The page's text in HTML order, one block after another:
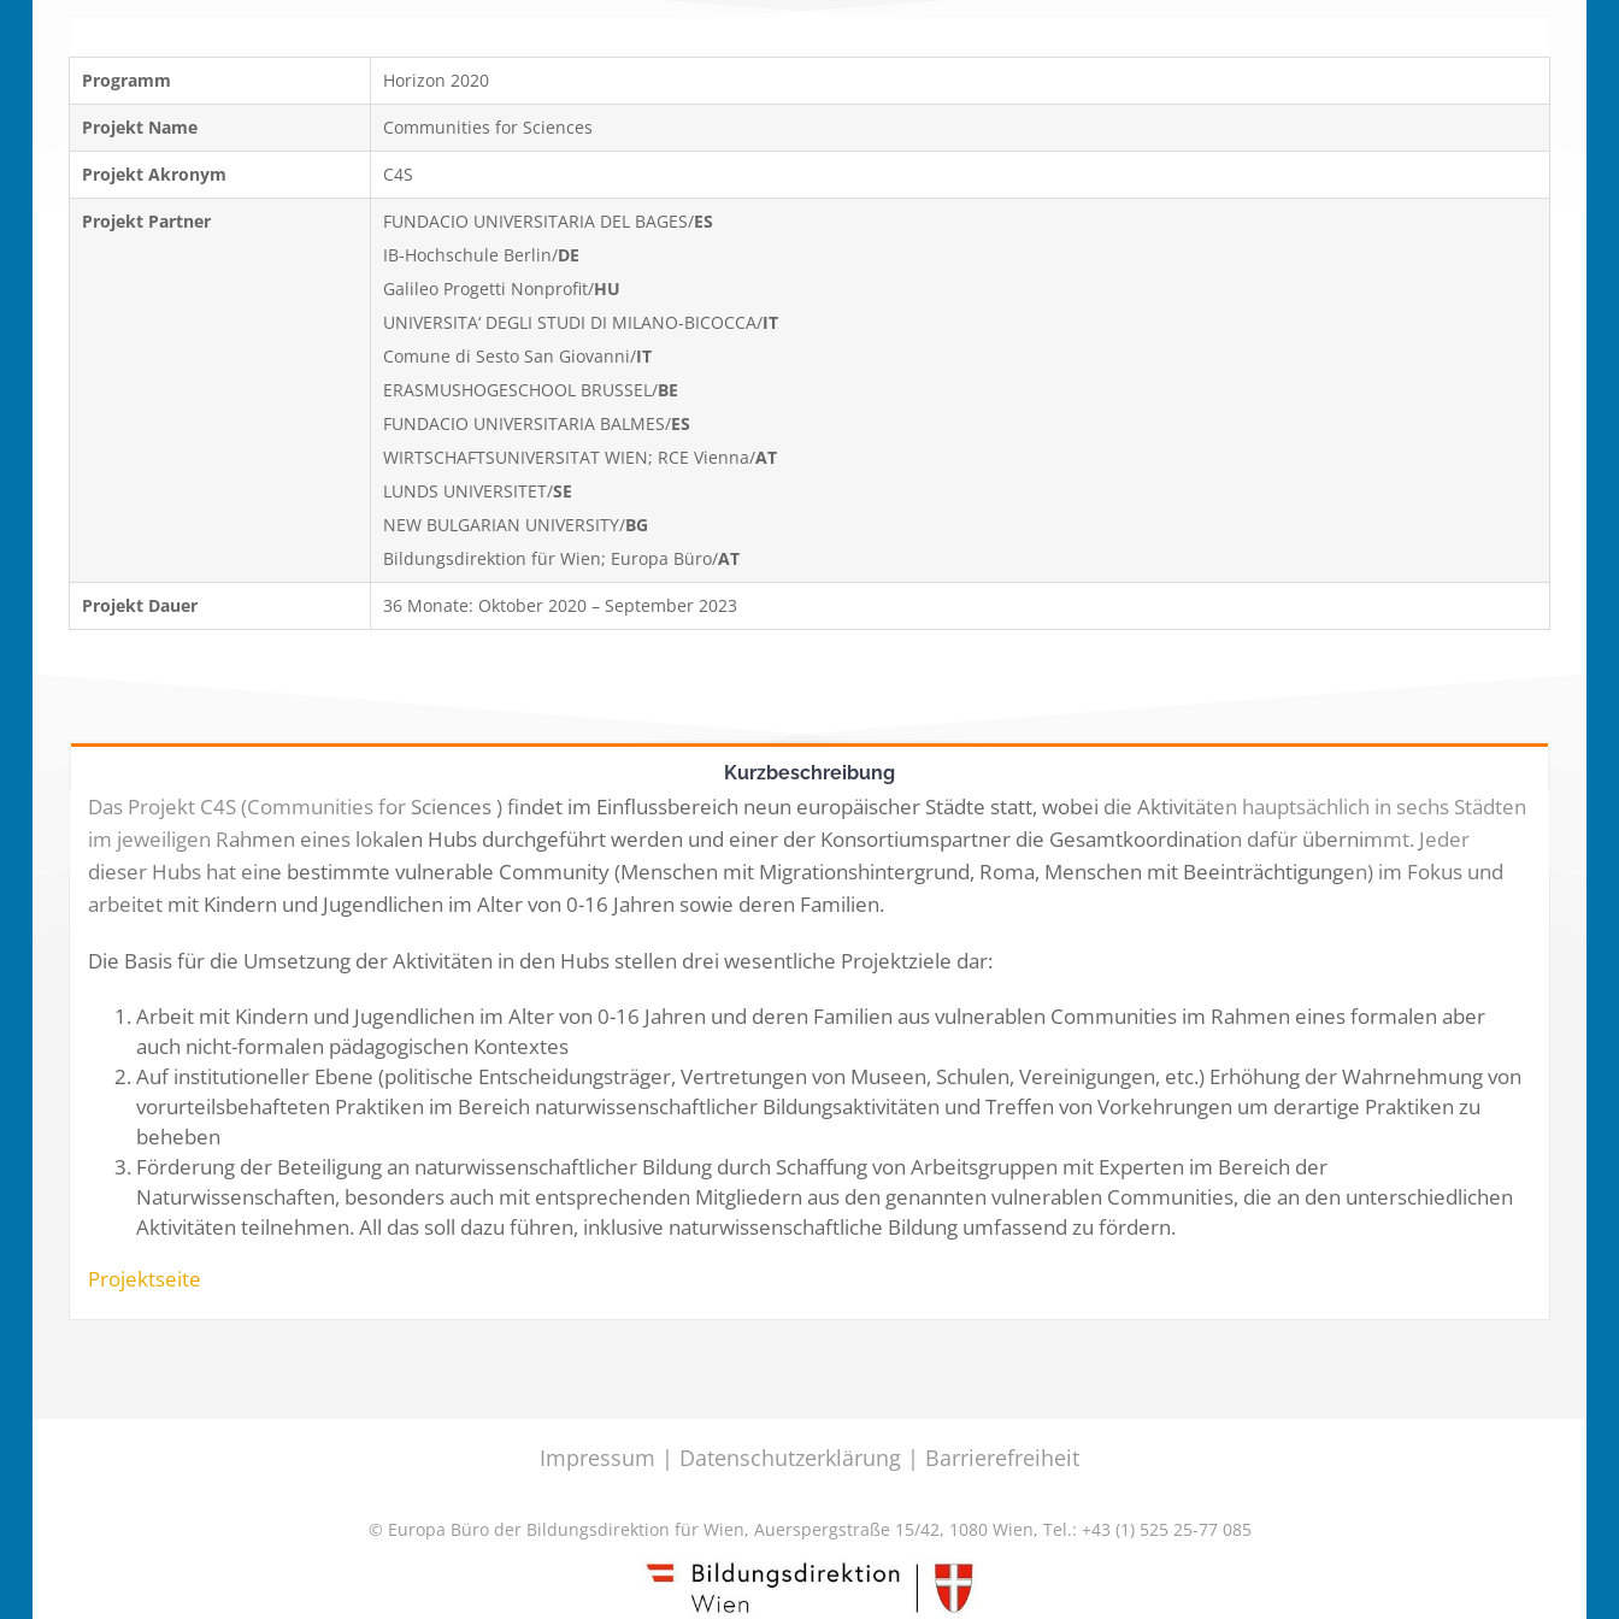
Programm Horizon 2020
Projekt Name Communities for Sciences
Projekt Akronym C4S
Projekt Partner FUNDACIO UNIVERSITARIA DEL BAGES/ES
IB-Hochschule Berlin/DE
Galileo Progetti Nonprofit/HU
UNIVERSITA‘ DEGLI STUDI DI MILANO-BICOCCA/IT
Comune di Sesto San Giovanni/IT
ERASMUSHOGESCHOOL BRUSSEL/BE
FUNDACIO UNIVERSITARIA BALMES/ES
WIRTSCHAFTSUNIVERSITAT WIEN; RCE Vienna/AT
LUNDS UNIVERSITET/SE
NEW BULGARIAN UNIVERSITY/BG
Bildungsdirektion für Wien; Europa Büro/AT
Projekt Dauer 36 Monate: Oktober 2020 – September 2023
Kurzbeschreibung
Das Projekt C4S (Communities for Sciences ) findet im Einflussbereich neun europäischer Städte statt, wobei die Aktivitäten hauptsächlich in sechs Städten
im jeweiligen Rahmen eines lokalen Hubs durchgeführt werden und einer der Konsortiumspartner die Gesamtkoordination dafür übernimmt. Jeder
dieser Hubs hat eine bestimmte vulnerable Community (Menschen mit Migrationshintergrund, Roma, Menschen mit Beeinträchtigungen) im Fokus und
arbeitet mit Kindern und Jugendlichen im Alter von 0-16 Jahren sowie deren Familien.
Die Basis für die Umsetzung der Aktivitäten in den Hubs stellen drei wesentliche Projektziele dar:
Arbeit mit Kindern und Jugendlichen im Alter von 0-16 Jahren und deren Familien aus vulnerablen Communities im Rahmen eines formalen aber
auch nicht-formalen pädagogischen Kontextes
Auf institutioneller Ebene (politische Entscheidungsträger, Vertretungen von Museen, Schulen, Vereinigungen, etc.) Erhöhung der Wahrnehmung von
vorurteilsbehafteten Praktiken im Bereich naturwissenschaftlicher Bildungsaktivitäten und Treffen von Vorkehrungen um derartige Praktiken zu
beheben
Förderung der Beteiligung an naturwissenschaftlicher Bildung durch Schaffung von Arbeitsgruppen mit Experten im Bereich der
Naturwissenschaften, besonders auch mit entsprechenden Mitgliedern aus den genannten vulnerablen Communities, die an den unterschiedlichen
Aktivitäten teilnehmen. All das soll dazu führen, inklusive naturwissenschaftliche Bildung umfassend zu fördern.
Projektseite
Impressum | Datenschutzerklärung | Barrierefreiheit
© Europa Büro der Bildungsdirektion für Wien, Auerspergstraße 15/42, 1080 Wien, Tel.: +43 (1) 525 25-77 085